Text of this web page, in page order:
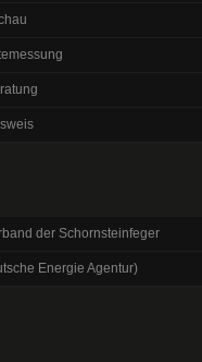
der Schornsteinfeger
Energie Agentur)